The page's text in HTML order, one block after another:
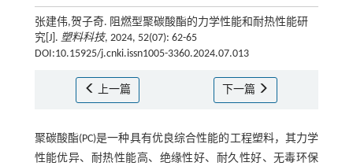
张建伟,贺子奇. 阻燃型聚碳酸酯的力学性能和耐热性能研
究[J]. 塑料科技, 2024, 52(07): 62-65
DOI:10.15925/j.cnki.issn1005-3360.2024.07.013
上一篇 下一篇
聚碳酸酯(PC)是一种具有优良综合性能的工程塑料，其力学
性能优异、耐热性能高、绝缘性好、耐久性好、无毒环保